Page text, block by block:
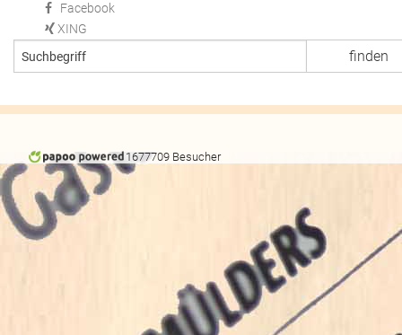
Facebook
XING
1677709 Besucher